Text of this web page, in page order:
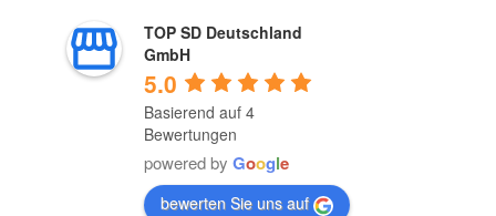
TOP SD Deutschland
GmbH
5.0
Basierend auf 4
Bewertungen
powered by Google
bewerten Sie uns auf